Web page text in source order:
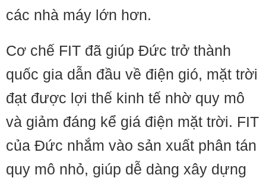
các nhà máy lớn hơn.
Cơ chế FIT đã giúp Đức trở thành
quốc gia dẫn đầu về điện gió, mặt trời
đạt được lợi thế kinh tế nhờ quy mô
và giảm đáng kể giá điện mặt trời. FIT
của Đức nhắm vào sản xuất phân tán
quy mô nhỏ, giúp dễ dàng xây dựng